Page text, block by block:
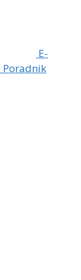
E-
Poradnik